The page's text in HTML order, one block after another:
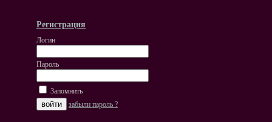
Регистрация
Логин
Пароль
Запомнить
забыли пароль ?